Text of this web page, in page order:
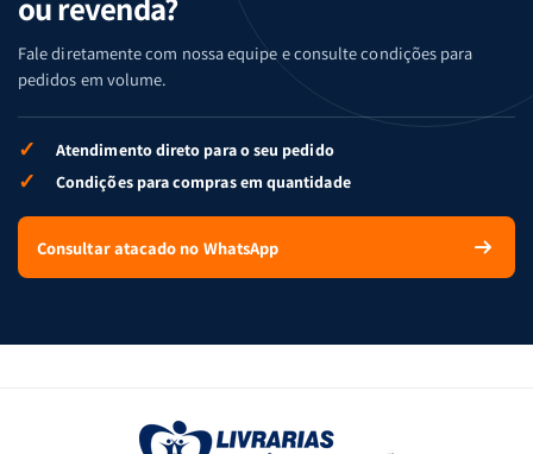
Fale diretamente com nossa equipe e consulte condições para
pedidos em volume.
✓ Atendimento direto para o seu pedido
✓ Condições para compras em quantidade
Consultar atacado no WhatsApp